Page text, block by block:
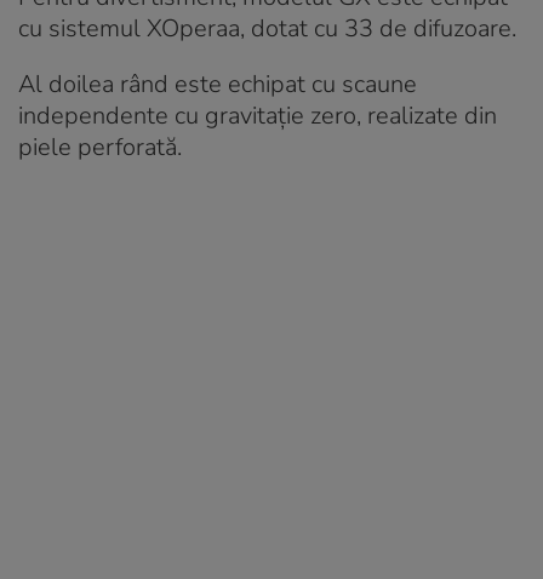
cu sistemul XOperaa, dotat cu 33 de difuzoare.
Al doilea rând este echipat cu scaune
independente cu gravitație zero, realizate din
piele perforată.